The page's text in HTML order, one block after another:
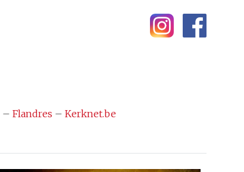
– Flandres – Kerknet.be